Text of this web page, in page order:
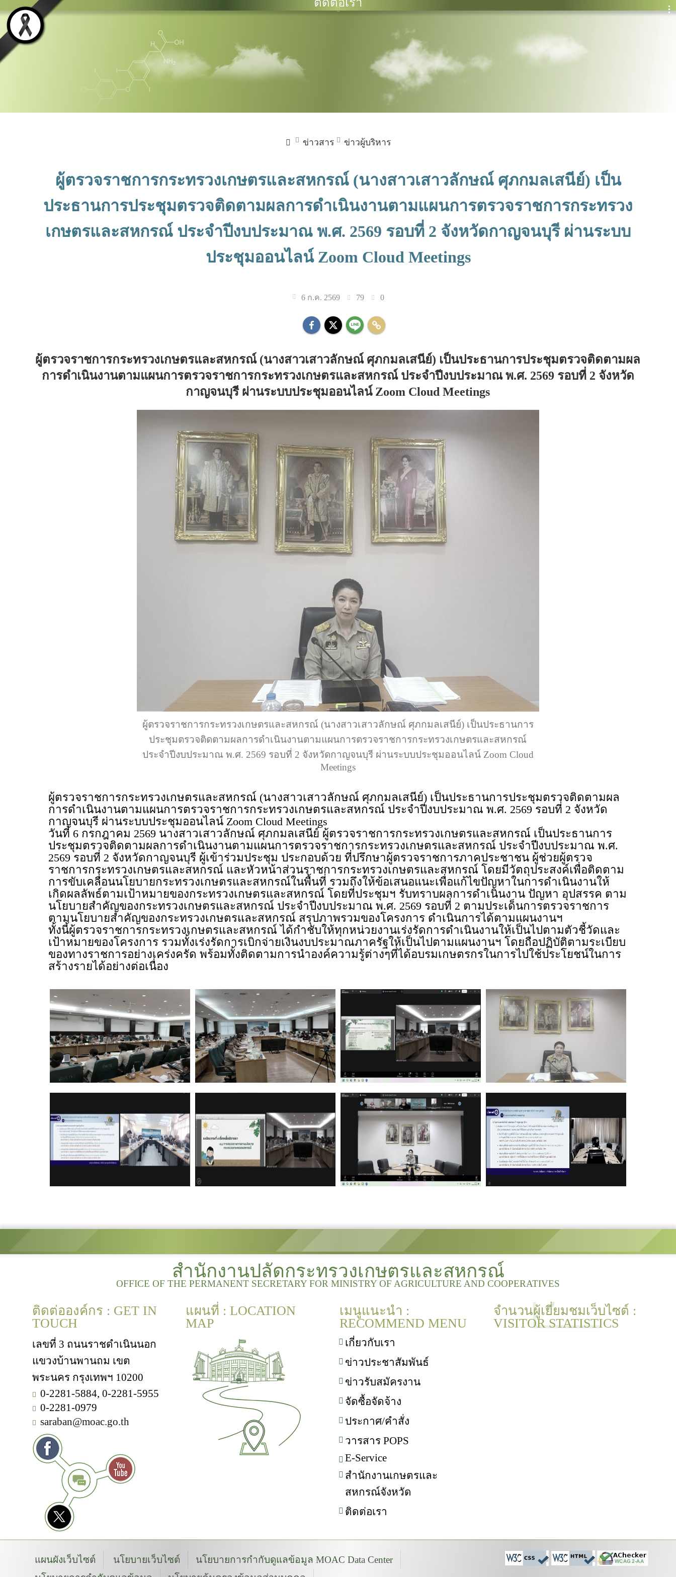
ข่าวสาร ข่าวผู้บริหาร
ผู้ตรวจราชการกระทรวงเกษตรและสหกรณ์ (นางสาวเสาวลักษณ์ ศุภกมลเสนีย์) เป็น
ประธานการประชุมตรวจติดตามผลการดำเนินงานตามแผนการตรวจราชการกระทรวง
เกษตรและสหกรณ์ ประจำปีงบประมาณ พ.ศ. 2569 รอบที่ 2 จังหวัดกาญจนบุรี ผ่านระบบ
ประชุมออนไลน์ Zoom Cloud Meetings
6 ก.ค. 2569 79 0
ผู้ตรวจราชการกระทรวงเกษตรและสหกรณ์ (นางสาวเสาวลักษณ์ ศุภกมลเสนีย์) เป็นประธานการประชุมตรวจติดตามผล
การดำเนินงานตามแผนการตรวจราชการกระทรวงเกษตรและสหกรณ์ ประจำปีงบประมาณ พ.ศ. 2569 รอบที่ 2 จังหวัด
กาญจนบุรี ผ่านระบบประชุมออนไลน์ Zoom Cloud Meetings
ผู้ตรวจราชการกระทรวงเกษตรและสหกรณ์ (นางสาวเสาวลักษณ์ ศุภกมลเสนีย์) เป็นประธานการ
ประชุมตรวจติดตามผลการดำเนินงานตามแผนการตรวจราชการกระทรวงเกษตรและสหกรณ์
ประจำปีงบประมาณ พ.ศ. 2569 รอบที่ 2 จังหวัดกาญจนบุรี ผ่านระบบประชุมออนไลน์ Zoom Cloud
Meetings
ผู้ตรวจราชการกระทรวงเกษตรและสหกรณ์ (นางสาวเสาวลักษณ์ ศุภกมลเสนีย์) เป็นประธานการประชุมตรวจติดตามผล
การดำเนินงานตามแผนการตรวจราชการกระทรวงเกษตรและสหกรณ์ ประจำปีงบประมาณ พ.ศ. 2569 รอบที่ 2 จังหวัด
กาญจนบุรี ผ่านระบบประชุมออนไลน์ Zoom Cloud Meetings
วันที่ 6 กรกฎาคม 2569 นางสาวเสาวลักษณ์ ศุภกมลเสนีย์ ผู้ตรวจราชการกระทรวงเกษตรและสหกรณ์ เป็นประธานการ
ประชุมตรวจติดตามผลการดำเนินงานตามแผนการตรวจราชการกระทรวงเกษตรและสหกรณ์ ประจำปีงบประมาณ พ.ศ.
2569 รอบที่ 2 จังหวัดกาญจนบุรี ผู้เข้าร่วมประชุม ประกอบด้วย ที่ปรึกษาผู้ตรวจราชการภาคประชาชน ผู้ช่วยผู้ตรวจ
ราชการกระทรวงเกษตรและสหกรณ์ และหัวหน้าส่วนราชการกระทรวงเกษตรและสหกรณ์ โดยมีวัตถุประสงค์เพื่อติดตาม
การขับเคลื่อนนโยบายกระทรวงเกษตรและสหกรณ์ในพื้นที่ รวมถึงให้ข้อเสนอแนะเพื่อแก้ไขปัญหาในการดำเนินงานให้
เกิดผลลัพธ์ตามเป้าหมายของกระทรวงเกษตรและสหกรณ์ โดยที่ประชุมฯ รับทราบผลการดำเนินงาน ปัญหา อุปสรรค ตาม
นโยบายสำคัญของกระทรวงเกษตรและสหกรณ์ ประจำปีงบประมาณ พ.ศ. 2569 รอบที่ 2 ตามประเด็นการตรวจราชการ
ตามนโยบายสำคัญของกระทรวงเกษตรและสหกรณ์ สรุปภาพรวมของโครงการ ดำเนินการได้ตามแผนงานฯ
ทั้งนี้ผู้ตรวจราชการกระทรวงเกษตรและสหกรณ์ ได้กำชับให้ทุกหน่วยงานเร่งรัดการดำเนินงานให้เป็นไปตามตัวชี้วัดและ
เป้าหมายของโครงการ รวมทั้งเร่งรัดการเบิกจ่ายเงินงบประมาณภาครัฐให้เป็นไปตามแผนงานฯ โดยถือปฏิบัติตามระเบียบ
ของทางราชการอย่างเคร่งครัด พร้อมทั้งติดตามการนำองค์ความรู้ต่างๆที่ได้อบรมเกษตรกรในการไปใช้ประโยชน์ในการ
สร้างรายได้อย่างต่อเนื่อง
สำนักงานปลัดกระทรวงเกษตรและสหกรณ์
OFFICE OF THE PERMANENT SECRETARY FOR MINISTRY OF AGRICULTURE AND COOPERATIVES
ติดต่อองค์กร : GET IN
TOUCH
เลขที่ 3 ถนนราชดำเนินนอก
แขวงบ้านพานถม เขต
พระนคร กรุงเทพฯ 10200
0-2281-5884, 0-2281-5955
0-2281-0979
saraban@moac.go.th
แผนที่ : LOCATION
MAP
เมนูแนะนำ :
RECOMMEND MENU
เกี่ยวกับเรา
ข่าวประชาสัมพันธ์
ข่าวรับสมัครงาน
จัดซื้อจัดจ้าง
ประกาศ/คำสั่ง
วารสาร POPS
E-Service
สำนักงานเกษตรและ
สหกรณ์จังหวัด
ติดต่อเรา
จำนวนผู้เยี่ยมชมเว็บไซต์ :
VISITOR STATISTICS
แผนผังเว็บไซต์ นโยบายเว็บไซต์
นโยบายการกำกับดูแลข้อมูล MOAC Data Center